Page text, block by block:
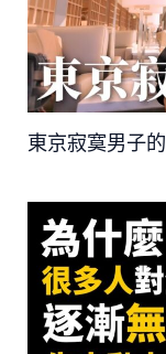
東京寂寞男子